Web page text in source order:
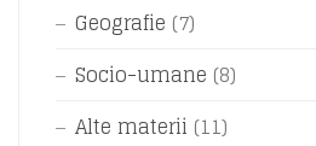
Geografie (7)
Socio-umane (8)
Alte materii (11)